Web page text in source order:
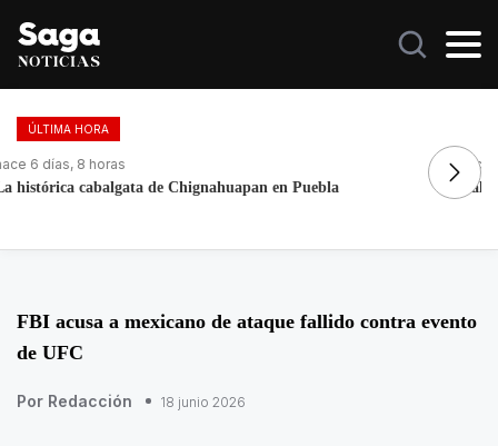
ÚLTIMA HORA
hace 2 días, 9 horas
Galilea Montijo celebra estar entre Los 50 más bellos
FBI acusa a mexicano de ataque fallido contra evento
de UFC
Por Redacción 18 junio 2026